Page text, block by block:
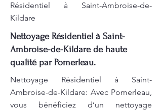
Résidentiel à Saint-Ambroise-de-
Kildare
Nettoyage Résidentiel à Saint-
Ambroise-de-Kildare de haute
qualité par Pomerleau.
Nettoyage Résidentiel à Saint-
Ambroise-de-Kildare: Avec Pomerleau,
vous bénéficiez d’un nettoyage